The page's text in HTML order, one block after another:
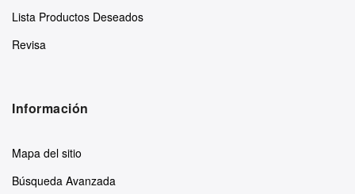
Lista Productos Deseados
Revisa
Información
Mapa del sitio
Búsqueda Avanzada